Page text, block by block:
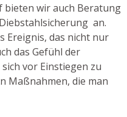
wir auch Beratung
an.
Ereignis, das nicht nur
das Gefühl der
vor Einstiegen zu
Maßnahmen, die man